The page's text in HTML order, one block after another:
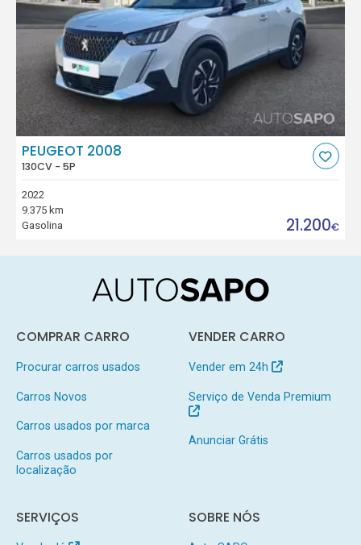
PEUGEOT 2008
130CV - 5P
2022
9.375 km
Gasolina
21.200€
COMPRAR CARRO
Procurar carros usados
Carros Novos
Carros usados por marca
Carros usados por
localização
VENDER CARRO
Vender em 24h
Serviço de Venda Premium
Anunciar Grátis
SERVIÇOS SOBRE NÓS